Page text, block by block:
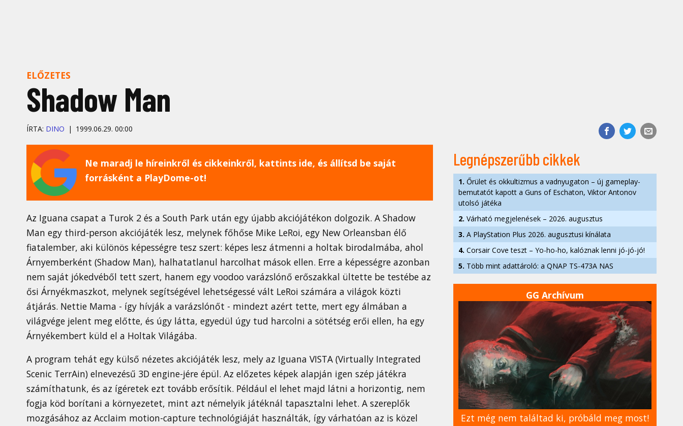
ELŐZETES
Shadow Man
ÍRTA: DINO 1999.06.29. 00:00
Ne maradj le híreinkről és cikkeinkről, kattints ide, és állítsd be saját
forrásként a PlayDome-ot!
Az Iguana csapat a Turok 2 és a South Park után egy újabb akciójátékon dolgozik. A Shadow
Man egy third-person akciójáték lesz, melynek főhőse Mike LeRoi, egy New Orleansban élő
fiatalember, aki különös képességre tesz szert: képes lesz átmenni a holtak birodalmába, ahol
Árnyemberként (Shadow Man), halhatatlanul harcolhat mások ellen. Erre a képességre azonban
nem saját jókedvéből tett szert, hanem egy voodoo varázslónő erőszakkal ültette be testébe az
ősi Árnyékmaszkot, melynek segítségével lehetségessé vált LeRoi számára a világok közti
átjárás. Nettie Mama - így hívják a varázslónőt - mindezt azért tette, mert egy álmában a
világvége jelent meg előtte, és úgy látta, egyedül úgy tud harcolni a sötétség erői ellen, ha egy
Árnyékembert küld el a Holtak Világába.
A program tehát egy külső nézetes akciójáték lesz, mely az Iguana VISTA (Virtually Integrated
Scenic TerrAin) elnevezésű 3D engine-jére épül. Az előzetes képek alapján igen szép játékra
számíthatunk, és az ígéretek ezt tovább erősítik. Például el lehet majd látni a horizontig, nem
fogja köd borítani a környezetet, mint azt némelyik játéknál tapasztalni lehet. A szereplők
mozgásához az Acclaim motion-capture technológiáját használták, így várhatóan az is közel
Legnépszerűbb cikkek
1. Őrület és okkultizmus a vadnyugaton – új gameplay-
bemutatót kapott a Guns of Eschaton, Viktor Antonov
utolsó játéka
2. Várható megjelenések – 2026. augusztus
3. A PlayStation Plus 2026. augusztusi kínálata
4. Corsair Cove teszt – Yo-ho-ho, kalóznak lenni jó-jó-jó!
5. Több mint adattároló: a QNAP TS-473A NAS
GG Archívum
Ezt még nem találtad ki, próbáld meg most!